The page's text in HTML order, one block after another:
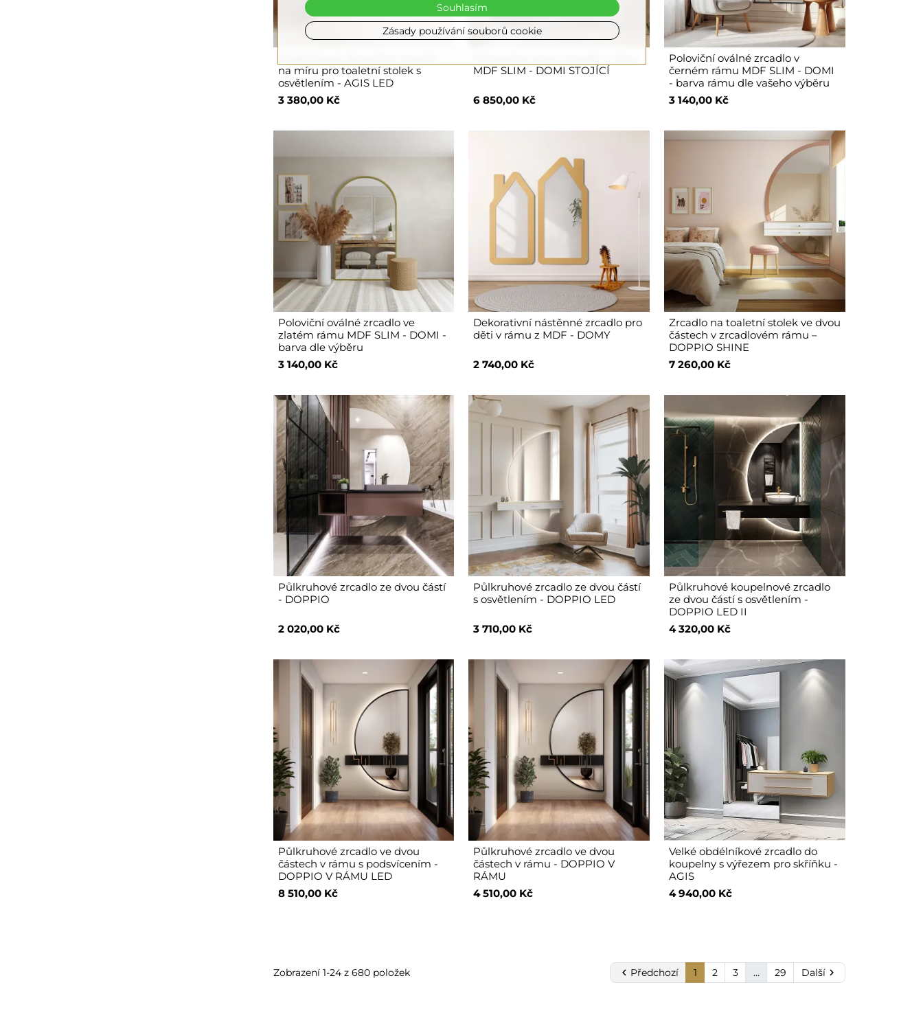
na míru pro toaletní stolek s
osvětlením - AGIS LED
3 380,00 Kč
MDF SLIM - DOMI STOJÍCÍ
6 850,00 Kč
Poloviční oválné zrcadlo v
černém rámu MDF SLIM - DOMI
- barva rámu dle vašeho výběru
3 140,00 Kč
Poloviční oválné zrcadlo ve
zlatém rámu MDF SLIM - DOMI -
barva dle výběru
3 140,00 Kč
Dekorativní nástěnné zrcadlo pro
děti v rámu z MDF - DOMY
2 740,00 Kč
Zrcadlo na toaletní stolek ve dvou
částech v zrcadlovém rámu –
DOPPIO SHINE
7 260,00 Kč
Půlkruhové zrcadlo ze dvou částí
- DOPPIO
2 020,00 Kč
Půlkruhové zrcadlo ze dvou částí
s osvětlením - DOPPIO LED
3 710,00 Kč
Půlkruhové koupelnové zrcadlo
ze dvou částí s osvětlením -
DOPPIO LED II
4 320,00 Kč
Půlkruhové zrcadlo ve dvou
částech v rámu s podsvícením -
DOPPIO V RÁMU LED
8 510,00 Kč
Půlkruhové zrcadlo ve dvou
částech v rámu - DOPPIO V
RÁMU
4 510,00 Kč
Velké obdélníkové zrcadlo do
koupelny s výřezem pro skříňku -
AGIS
4 940,00 Kč
Zobrazení 1-24 z 680 položek  Předchozí 1 2 3 … 29 Další
Zásady používání souborů cookie
Souhlasím